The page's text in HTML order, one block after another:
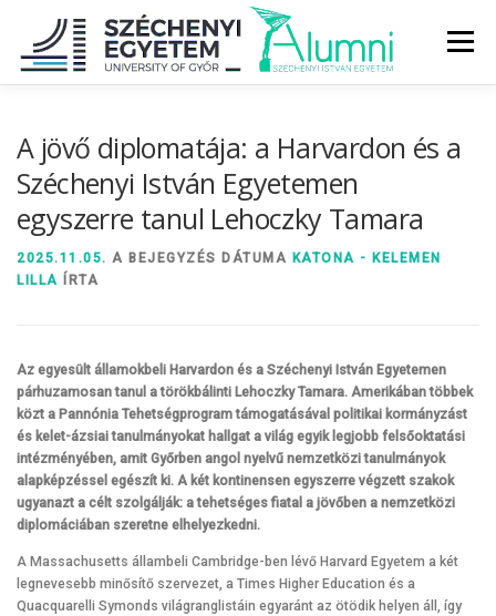
tartalomhoz
Menü
DIPLOMAÁTADÓ DIPLOMÁN TÚL
A jövő diplomatája: a Harvardon és a
Széchenyi István Egyetemen
egyszerre tanul Lehoczky Tamara
2025.11.05. A BEJEGYZÉS DÁTUMA KATONA - KELEMEN
LILLA ÍRTA
Az egyesült államokbeli Harvardon és a Széchenyi István Egyetemen
párhuzamosan tanul a törökbálinti Lehoczky Tamara. Amerikában többek
közt a Pannónia Tehetségprogram támogatásával politikai kormányzást
és kelet-ázsiai tanulmányokat hallgat a világ egyik legjobb felsőoktatási
intézményében, amit Győrben angol nyelvű nemzetközi tanulmányok
alapképzéssel egészít ki. A két kontinensen egyszerre végzett szakok
ugyanazt a célt szolgálják: a tehetséges fiatal a jövőben a nemzetközi
diplomáciában szeretne elhelyezkedni.
A Massachusetts állambeli Cambridge-ben lévő Harvard Egyetem a két
legnevesebb minősítő szervezet, a Times Higher Education és a
Quacquarelli Symonds világranglistáin egyaránt az ötödik helyen áll, így